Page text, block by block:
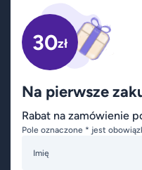
30zł
Na pierwsze
Rabat na zamówienie
Pole oznaczone * jest
Imię